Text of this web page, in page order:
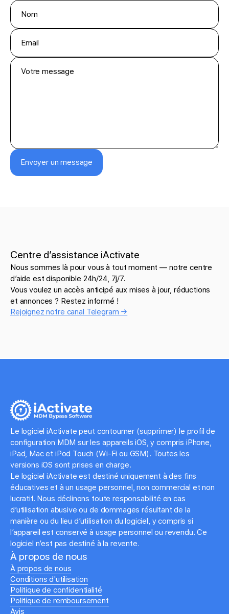
Envoyer un message
Centre d’assistance iActivate
Nous sommes là pour vous à tout moment — notre centre
d’aide est disponible 24h/24, 7j/7.
Vous voulez un accès anticipé aux mises à jour, réductions
et annonces ? Restez informé !
Rejoignez notre canal Telegram →
Le logiciel iActivate peut contourner (supprimer) le profil de
configuration MDM sur les appareils iOS, y compris iPhone,
iPad, Mac et iPod Touch (Wi-Fi ou GSM). Toutes les
versions iOS sont prises en charge.
Le logiciel iActivate est destiné uniquement à des fins
éducatives et à un usage personnel, non commercial et non
lucratif. Nous déclinons toute responsabilité en cas
d’utilisation abusive ou de dommages résultant de la
manière ou du lieu d’utilisation du logiciel, y compris si
l’appareil est conservé à usage personnel ou revendu. Ce
logiciel n’est pas destiné à la revente.
À propos de nous
À propos de nous
Conditions d'utilisation
Politique de confidentialité
Politique de remboursement
Avis